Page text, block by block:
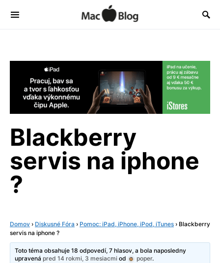
Blackberry
servis na iphone
?
Domov › Diskusné Fóra › Pomoc: iPad, iPhone, iPod, iTunes › Blackberry
servis na iphone ?
Toto téma obsahuje 18 odpovedí, 7 hlasov, a bola naposledny
upravenápred 14 rokmi, 3 mesiacmi od poper.